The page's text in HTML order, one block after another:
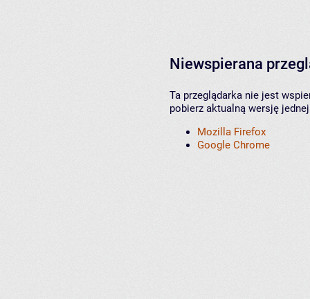
Niewspierana
Ta przeglądarka nie jest
pobierz aktualną wersję
Mozilla Firefox
Google Chrome